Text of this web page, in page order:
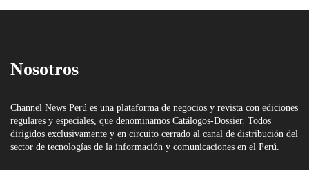
Nosotros
Channel News Perú es una plataforma de negocios y revista con ediciones
regulares y especiales, que denominamos Catálogos-Dossier. Todos
dirigidos exclusivamente y en circuito cerrado al canal de distribución del
sector de tecnologías de la información y comunicaciones en el Perú.